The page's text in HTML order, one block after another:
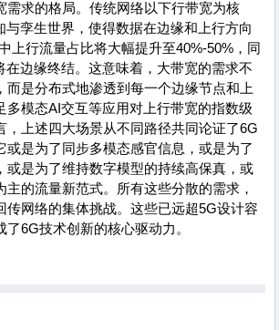
需求的格局。传统网络以下行带宽为核
与孪生世界，使得数据在边缘和上行方向
上行流量占比将大幅提升至40%-50%，同
在边缘终结。这意味着，大带宽的需求不
而是分布式地渗透到每一个边缘节点和上
多模态AI交互等应用对上行带宽的指数级
，上述四大场景从不同路径共同论证了6G
或是为了同步多模态感官信息，或是为了
或是为了维持数字模型的持续高保真，或
主的流量新范式。所有这些分散的需求，
传网络的集体挑战。这些已远超5G设计容
6G技术创新的核心驱动力。